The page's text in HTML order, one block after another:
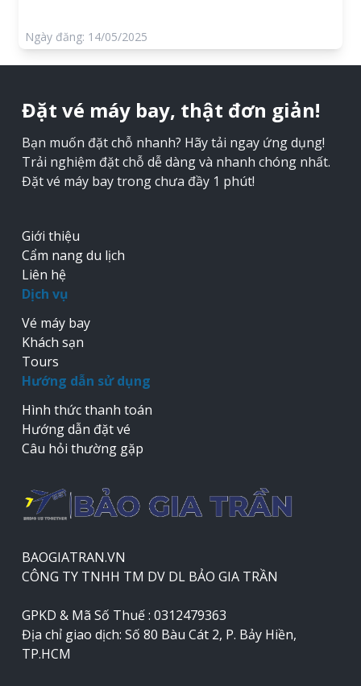
Ngày đăng: 14/05/2025
Đặt vé máy bay, thật đơn giản!
Bạn muốn đặt chỗ nhanh? Hãy tải ngay ứng dụng!
Trải nghiệm đặt chỗ dễ dàng và nhanh chóng nhất.
Đặt vé máy bay trong chưa đầy 1 phút!
Giới thiệu
Cẩm nang du lịch
Liên hệ
Dịch vụ
Vé máy bay
Khách sạn
Tours
Hướng dẫn sử dụng
Hình thức thanh toán
Hướng dẫn đặt vé
Câu hỏi thường gặp
BAOGIATRAN.VN
CÔNG TY TNHH TM DV DL BẢO GIA TRẦN
GPKD & Mã Số Thuế : 0312479363
Địa chỉ giao dịch: Số 80 Bàu Cát 2, P. Bảy Hiền,
TP.HCM